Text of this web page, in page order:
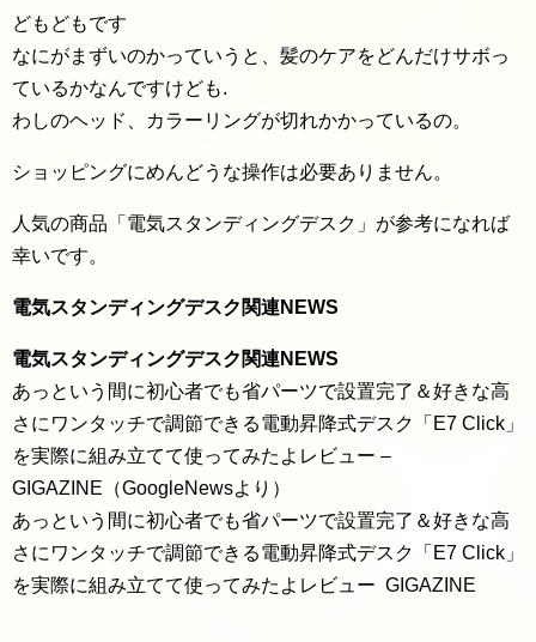
どもどもです
なにがまずいのかっていうと、髪のケアをどんだけサボっ
ているかなんですけども.
わしのヘッド、カラーリングが切れかかっているの。
ショッピングにめんどうな操作は必要ありません。
人気の商品「電気スタンディングデスク」が参考になれば
幸いです。
電気スタンディングデスク関連NEWS
電気スタンディングデスク関連NEWS
あっという間に初心者でも省パーツで設置完了＆好きな高
さにワンタッチで調節できる電動昇降式デスク「E7 Click」
を実際に組み立てて使ってみたよレビュー –
GIGAZINE（GoogleNewsより）
あっという間に初心者でも省パーツで設置完了＆好きな高
さにワンタッチで調節できる電動昇降式デスク「E7 Click」
を実際に組み立てて使ってみたよレビュー GIGAZINE